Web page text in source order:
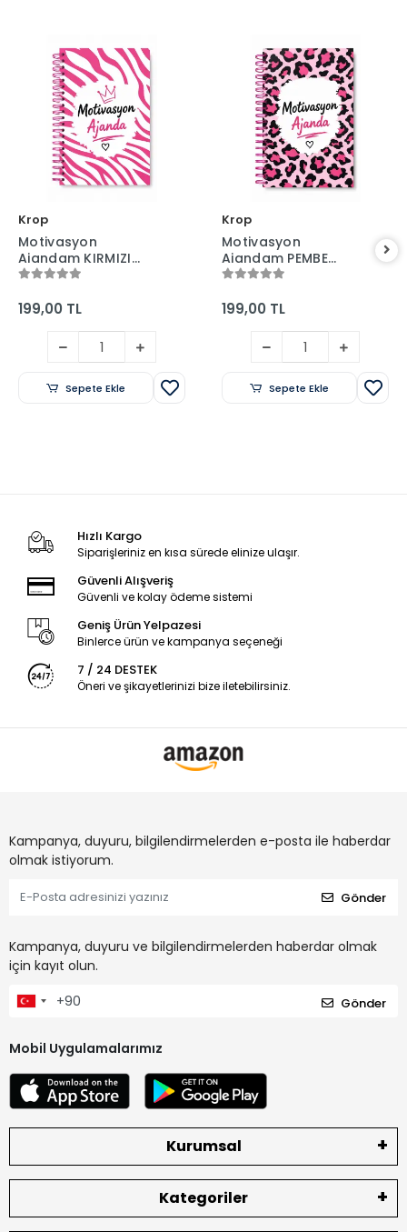
Krop
Motivasyon
Ajandam KIRMIZI
BEYAZ - Pastel Seri -
160 Sayfa - Sert
199,00 TL
Sepete Ekle
Krop
Motivasyon
Ajandam PEMBE
SİYAH - Pastel Seri -
160 Sayfa - Sert
199,00 TL
Sepete Ekle
Hızlı Kargo
Siparişleriniz en kısa sürede elinize ulaşır.
Güvenli Alışveriş
Güvenli ve kolay ödeme sistemi
Geniş Ürün Yelpazesi
Binlerce ürün ve kampanya seçeneği
7 / 24 DESTEK
Öneri ve şikayetlerinizi bize iletebilirsiniz.
Kampanya, duyuru, bilgilendirmelerden e-posta ile haberdar
olmak istiyorum.
Gönder
Kampanya, duyuru ve bilgilendirmelerden haberdar olmak
için kayıt olun.
Gönder
Mobil Uygulamalarımız
Kurumsal
Kategoriler